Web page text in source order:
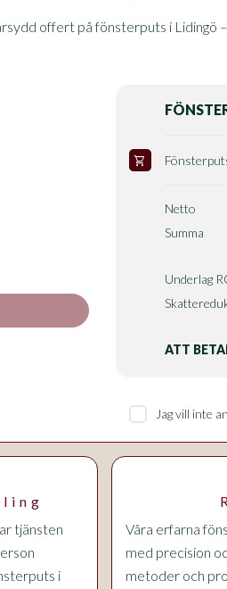
offert på fönsterputs i Lidingö
shopping_cart
Netto
Summa
Underlag
ATT
Jag vill inte
tjänsten
i
Våra erfarna
med precision
metoder och